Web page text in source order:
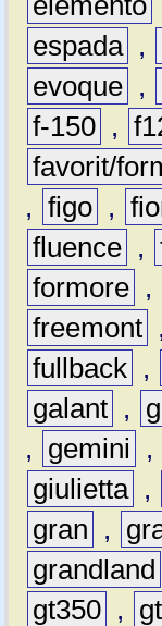
espada ,
evoque ,
f-150 ,
favorit/
, figo ,
fluence ,
formore ,
freemont ,
fullback ,
galant ,
,
gemini ,
giulietta ,
gran
,
grandland
gt350 ,